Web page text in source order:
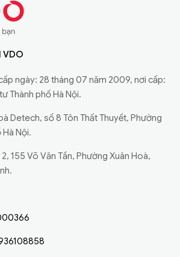
VDO
ngày: 28 tháng 07 năm 2009, nơi cấp:
Thành phố Hà Nội.
Detech, số 8 Tôn Thất Thuyết, Phường
Hà Nội.
155 Võ Văn Tần, Phường Xuân Hoà,